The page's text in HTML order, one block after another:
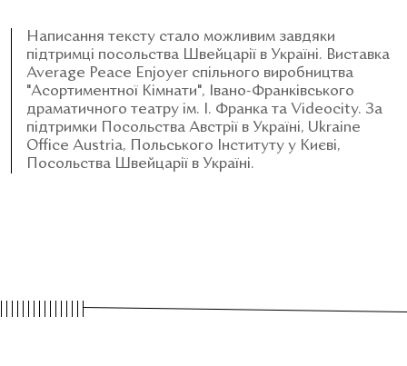
Написання тексту стало можливим завдяки
підтримці посольства Швейцарії в Україні. Виставка
Average Peace Enjoyer спільного виробництва
"Асортиментної Кімнати", Івано-Франківського
драматичного театру ім. І. Франка та Videocity. За
підтримки Посольства Австрії в Україні, Ukraine
Office Austria, Польського Інституту у Києві,
Посольства Швейцарії в Україні.